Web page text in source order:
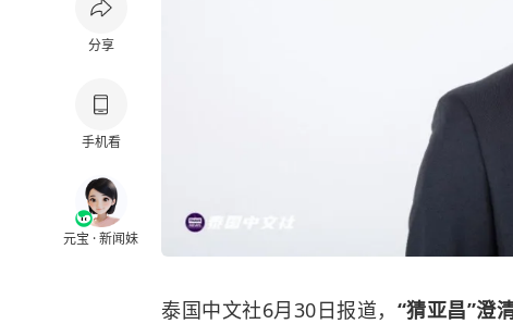
分享
手机看
元宝 · 新闻妹
泰国中文社6月30日报道， “猜亚昌”澄